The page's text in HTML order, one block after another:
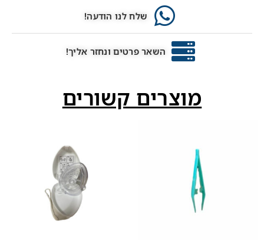
שלח לנו הודעה!
השאר פרטים ונחזר אליך!
מוצרים קשורים